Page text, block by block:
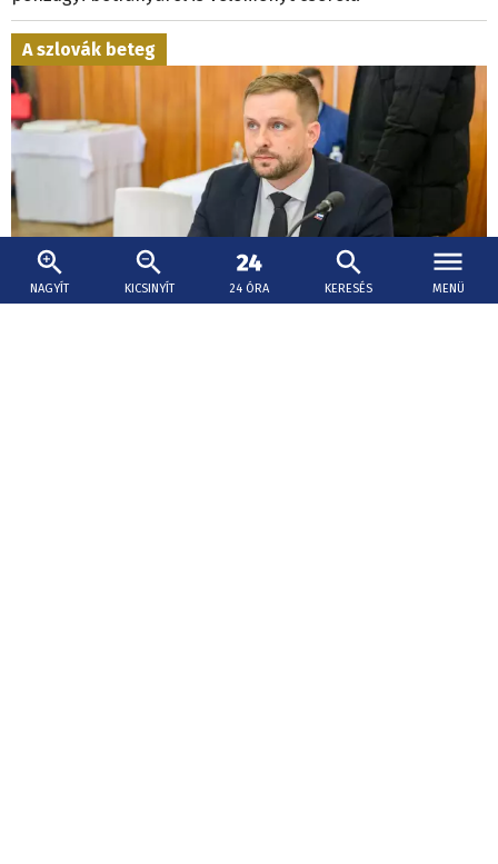
NAGYÍT KICSINYÍT 24 ÓRA KERESÉS MENÜ
A szlovák beteg